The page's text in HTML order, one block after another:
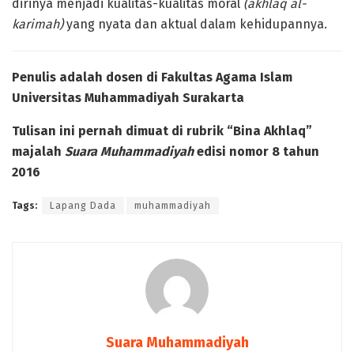
dirinya menjadi kualitas-kualitas moral (akhlaq al-
karimah)yang nyata dan aktual dalam kehidupannya.
Penulis adalah dosen di Fakultas Agama Islam
Universitas Muhammadiyah Surakarta
Tulisan ini pernah dimuat di rubrik “Bina Akhlaq”
majalah Suara Muhammadiyahedisi nomor 8 tahun
2016
Tags: Lapang Dada muhammadiyah
Suara Muhammadiyah